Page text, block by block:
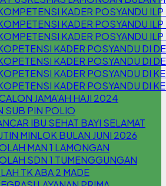
KADER POSYANDU
KADER POSYANDU ILP
KADER POSYANDU
KADER POSYANDU DI
KADER POSYANDU DI
KADER POSYANDU DI
KADER POSYANDU DI
JAMA'AH HAJI 2024
SUB PIN POLIO
IBU SEHAT BAYI SELAMAT
MINLOK BULAN JUNI 2026
MAN 1 LAMONGAN
SDN 1 TUMENGGUNGAN
TK ABA 2 MADE